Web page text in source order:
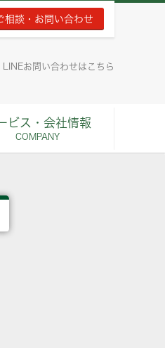
相談・お問い合わせ
LINEお問い合わせはこちら
ビス・会社情報
COMPANY